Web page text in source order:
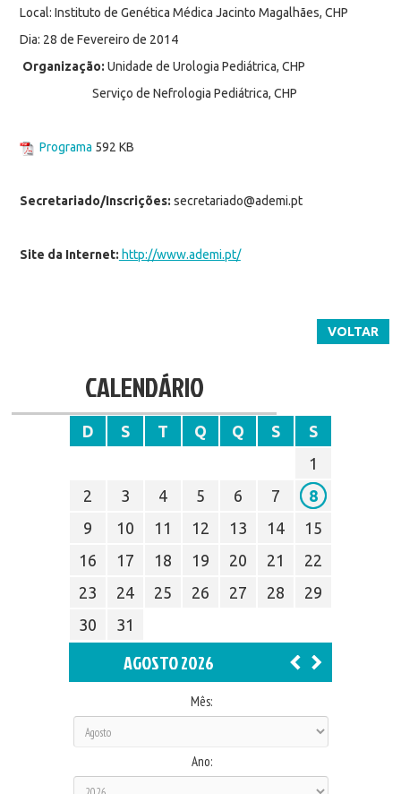
Local: Instituto de Genética Médica Jacinto Magalhães, CHP
Dia: 28 de Fevereiro de 2014
Organização: Unidade de Urologia Pediátrica, CHP
Serviço de Nefrologia Pediátrica, CHP
Programa 592 KB
Secretariado/Inscrições: secretariado@ademi.pt
Site da Internet: http://www.ademi.pt/
VOLTAR
CALENDÁRIO
D S T Q Q S
S
1
2
3 4 5 6 7
8
9
10 11 12 13 14
15
16
17 18 19 20 21
22
23
24 25 26 27 28
29
30
31
AGOSTO 2026
Mês:
Ano: